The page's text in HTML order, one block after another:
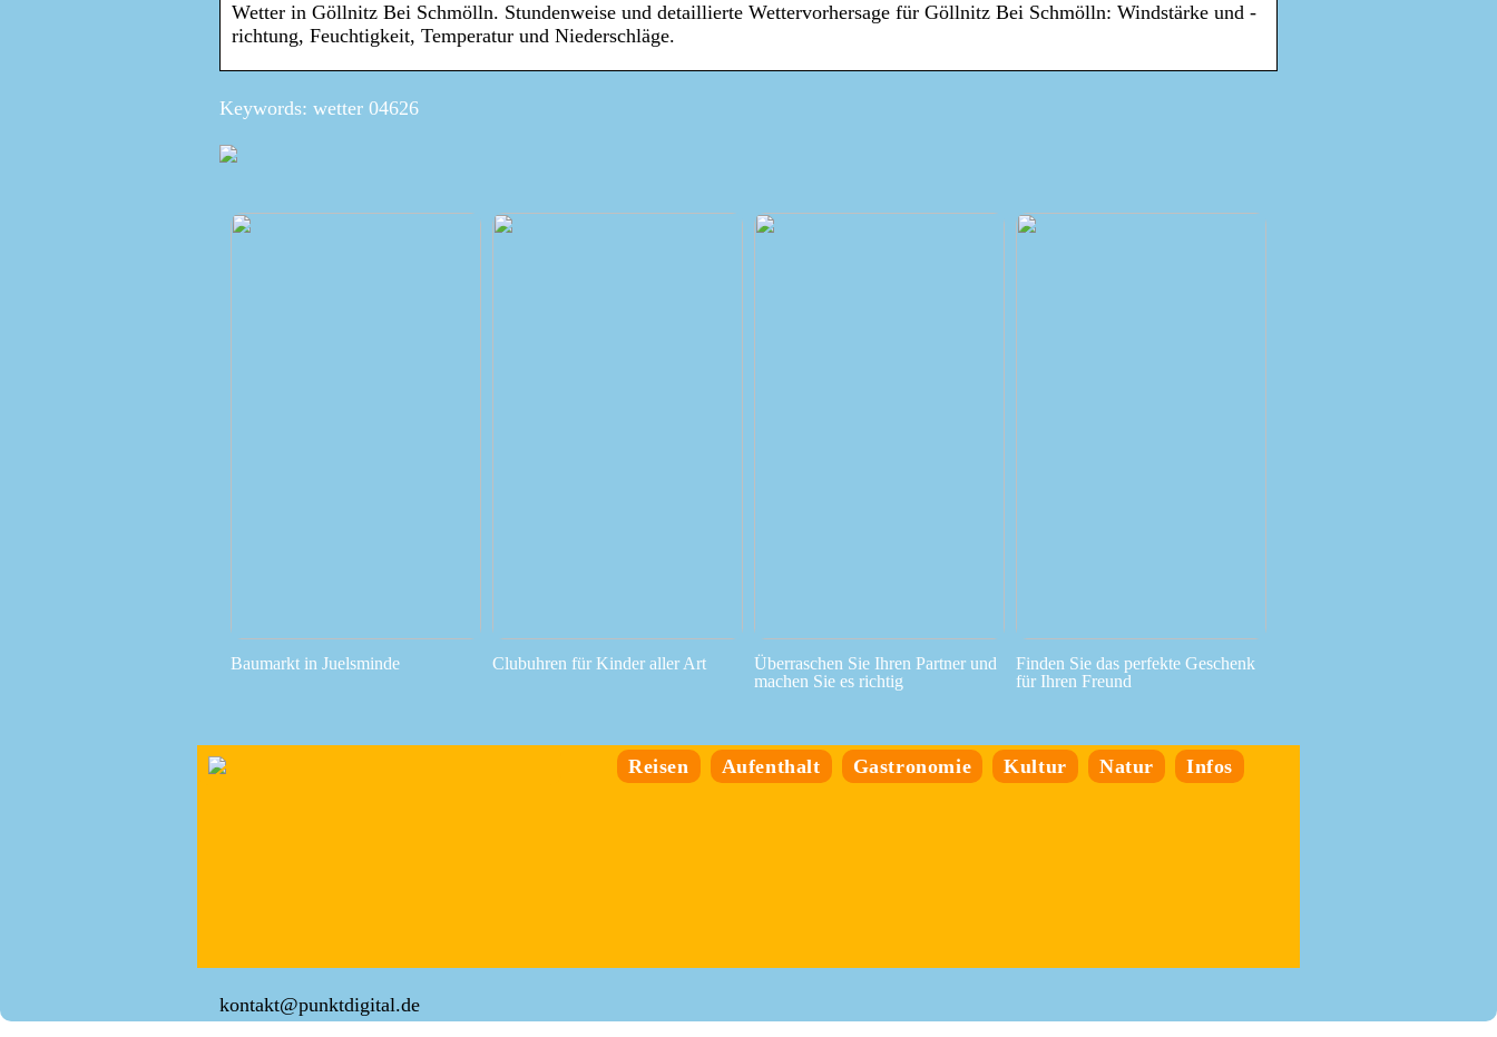
Wetter in Göllnitz Bei Schmölln. Stundenweise und detaillierte Wettervorhersage für Göllnitz Bei Schmölln: Windstärke und -
richtung, Feuchtigkeit, Temperatur und Niederschläge.
Keywords: wetter 04626
Baumarkt in Juelsminde Clubuhren für Kinder aller Art
Überraschen Sie Ihren Partner und
machen Sie es richtig
Finden Sie das perfekte Geschenk
für Ihren Freund
Reisen Aufenthalt Gastronomie Kultur Natur Infos
kontakt@punktdigital.de